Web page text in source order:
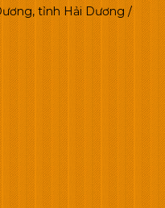
tỉnh Hải Dương /